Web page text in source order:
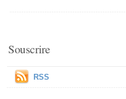
Souscrire
RSS